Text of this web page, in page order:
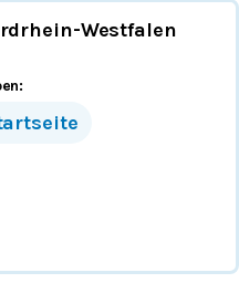
Westfalen
: